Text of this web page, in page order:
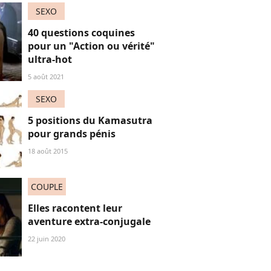
les réacs
SEXO
40 questions coquines
pour un "Action ou vérité"
ultra-hot
5 août 2021
SEXO
5 positions du Kamasutra
pour grands pénis
18 août 2015
COUPLE
Elles racontent leur
aventure extra-conjugale
22 juin 2020